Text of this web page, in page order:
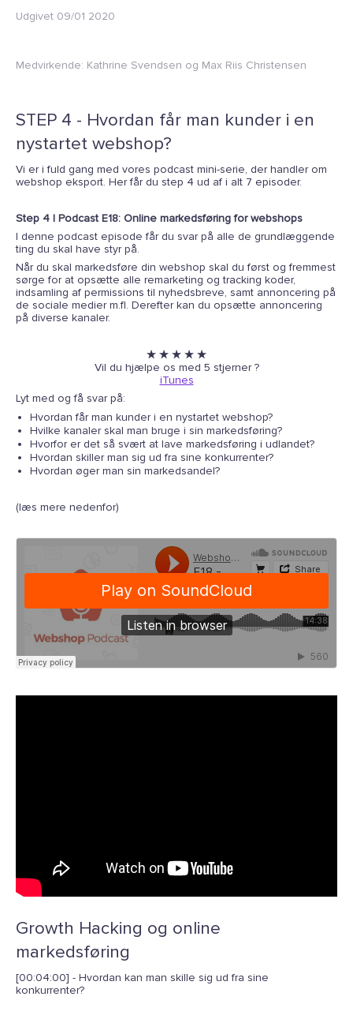
Udgivet 09/01 2020
Medvirkende: Kathrine Svendsen og Max Riis Christensen
STEP 4 - Hvordan får man kunder i en
nystartet webshop?
Vi er i fuld gang med vores podcast mini-serie, der handler om
webshop eksport. Her får du step 4 ud af i alt 7 episoder.
Step 4 | Podcast E18: Online markedsføring for webshops
I denne podcast episode får du svar på alle de grundlæggende
ting du skal have styr på.
Når du skal markedsføre din webshop skal du først og fremmest
sørge for at opsætte alle remarketing og tracking koder,
indsamling af permissions til nyhedsbreve, samt annoncering på
de sociale medier m.fl. Derefter kan du opsætte annoncering
på diverse kanaler.
★ ★ ★ ★ ★
Vil du hjælpe os med 5 stjerner ?
iTunes
Lyt med og få svar på:
Hvordan får man kunder i en nystartet webshop?
Hvilke kanaler skal man bruge i sin markedsføring?
Hvorfor er det så svært at lave markedsføring i udlandet?
Hvordan skiller man sig ud fra sine konkurrenter?
Hvordan øger man sin markedsandel?
(læs mere nedenfor)
Growth Hacking og online
markedsføring
[00:04:00] - Hvordan kan man skille sig ud fra sine
konkurrenter?